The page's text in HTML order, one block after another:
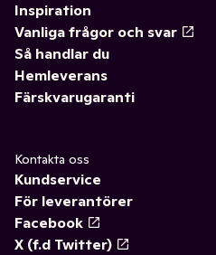
Inspiration
Vanliga frågor och svar
Så handlar du
Hemleverans
Färskvarugaranti
Kontakta oss
Kundservice
För leverantörer
Facebook
X (f.d Twitter)